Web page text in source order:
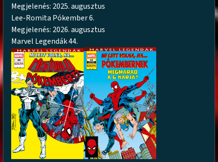
Megjelenés: 2025. augusztus
Lee-Romita Pókember 6.
Megjelenés: 2026. augusztus
Marvel Legendák 44.